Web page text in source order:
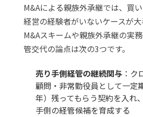
M&Aによる親族外承継では、買
経営の経験者がいないケースが大
M&Aスキームや親族外承継の実
管交代の論点は次の3つです。
売り手側経管の継続関与 ：ク
顧問・非常勤役員として一定
年）残ってもらう契約を入れ
手側の経管候補を育成する